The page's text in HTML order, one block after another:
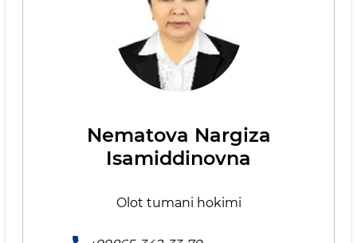
Nematova Nargiza
Isamiddinovna
Olot tumani hokimi